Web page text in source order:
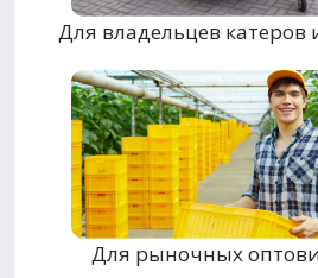
Для владельцев катеров
Для рыночных